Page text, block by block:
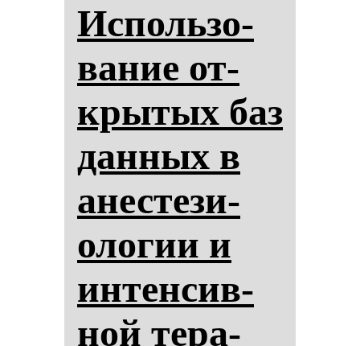
Ис­поль­зо­
ва­ние от­
кры­тых баз
дан­ных в
анес­те­зи­
оло­гии и
ин­тен­сив­
ной те­ра­